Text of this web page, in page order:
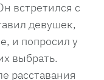
встретился с
девушек,
и попросил у
выбрать.
расставания